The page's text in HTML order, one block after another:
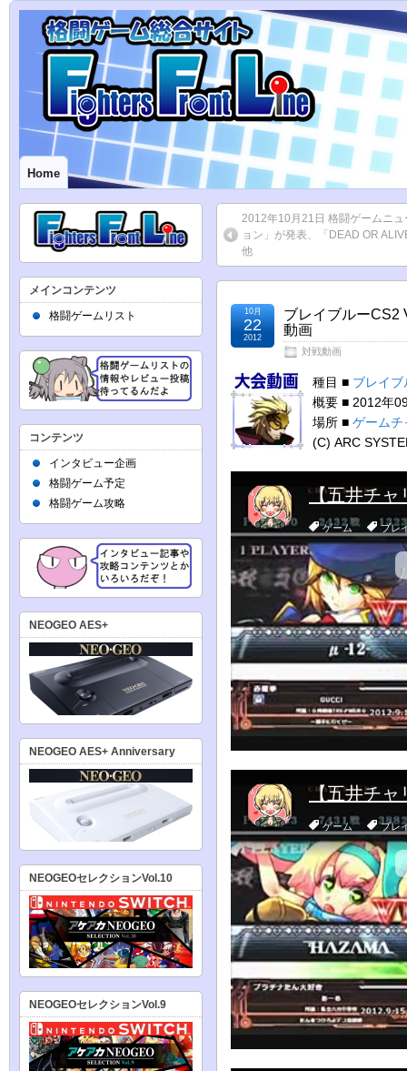
Home
2012年10月21日 格闘ゲームニ
ョン」が発表、「DEAD OR
他
ブレイブルー
動画
対戦動画
10月
22
2012
種目 ■ ブレイ
概要 ■ 2012年
場所 ■ ゲームチ
(C) ARC
メインコンテンツ
格闘ゲームリスト
コンテンツ
インタビュー企画
格闘ゲーム予定
格闘ゲーム攻略
NEOGEO AES+
NEOGEO AES+ Anniversary
NEOGEOセレクションVol.10
NEOGEOセレクションVol.9